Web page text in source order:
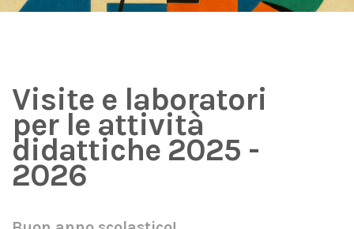
Visite e laboratori
per le attività
didattiche 2025 -
2026